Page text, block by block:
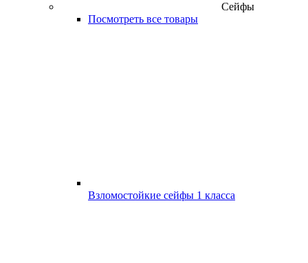
Сейфы
Посмотреть все товары
Взломостойкие сейфы 1 класса